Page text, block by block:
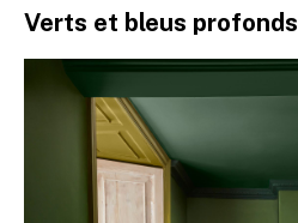
Verts et bleus profonds